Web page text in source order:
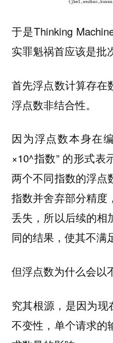
于是Thinking
实罪魁祸首应该是批
首先浮点数计算存在
浮点数非结合性。
因为浮点数本身在
×10^指数” 的形式表
两个不同指数的浮点
指数并舍弃部分精度
丢失，所以后续的相
同的结果，使其不满
但浮点数为什么会以
究其根源，是因为现
不变性，单个请求的